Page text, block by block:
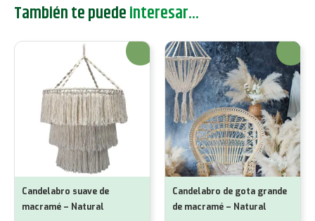
También te puedeinteresar...
¡Oferta!
Candelabro suave de
macramé – Natural
¡Oferta!
Candelabro de gota grande
de macramé – Natural